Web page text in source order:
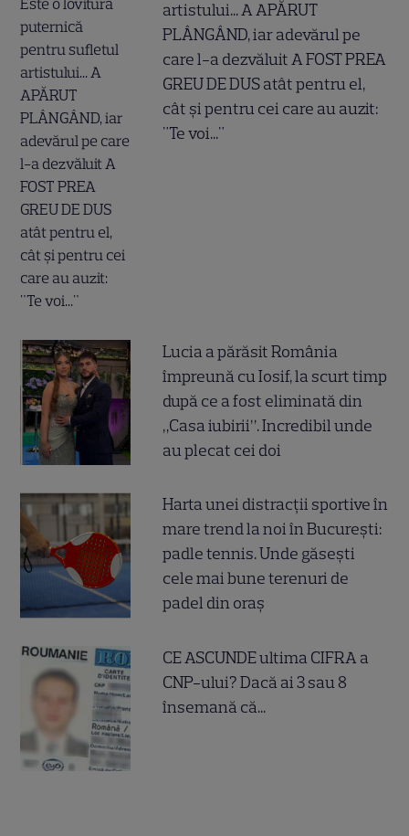
artistului... A APĂRUT
PLÂNGÂND, iar adevărul pe
care l-a dezvăluit A FOST PREA
GREU DE DUS atât pentru el,
cât și pentru cei care au auzit:
"Te voi..."
Lucia a părăsit România
împreună cu Iosif, la scurt timp
după ce a fost eliminată din
„Casa iubirii”. Incredibil unde
au plecat cei doi
Harta unei distracții sportive în
mare trend la noi în București:
padle tennis. Unde găsești
cele mai bune terenuri de
padel din oraș
CE ASCUNDE ultima CIFRA a
CNP-ului? Dacă ai 3 sau 8
însemană că...